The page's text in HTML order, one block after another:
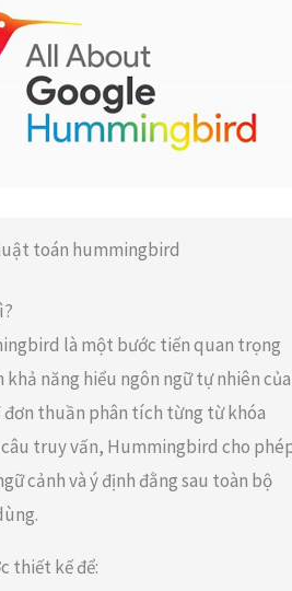
toán hummingbird
là một bước tiến quan trọng
năng hiểu ngôn ngữ tự nhiên của
đơn thuần phân tích từng từ khóa
truy vấn, Hummingbird cho
cảnh và ý định đằng sau toàn bộ
thiết kế để: